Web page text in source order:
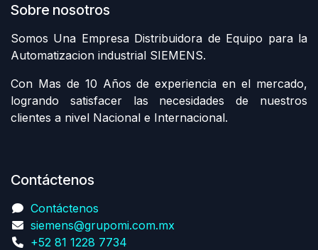
Sobre nosotros
Somos Una Empresa Distribuidora de Equipo para la
Automatizacion industrial SIEMENS.
Con Mas de 10 Años de experiencia en el mercado,
logrando satisfacer las necesidades de nuestros
clientes a nivel Nacional e Internacional.
Contáctenos
Contáctenos
siemens@grupomi.com.mx
+52 81 1228 7734